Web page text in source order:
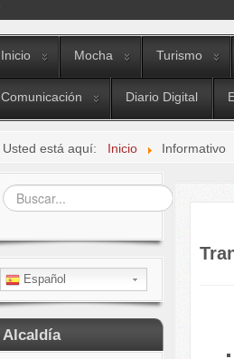
Inicio Mocha Turismo
Comunicación Diario Digital
Usted está aquí: Inicio Informativo
Buscar...
Español
Alcaldía